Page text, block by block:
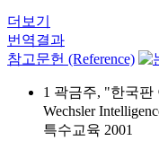
더보기
번역결과
참고문헌 (Reference)
1 곽금주, "한국판
Wechsler
특수교육 2001